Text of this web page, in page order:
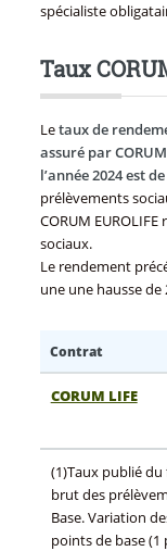
spécialiste
Taux
Letaux de
assuré par
l’année 2024 est
prélèvements
CORUM
sociaux.
Le rendement
une une hausse
Contrat
CORUM LIFE
(1)Taux publié
brut des
Base. Variation
points de base (1